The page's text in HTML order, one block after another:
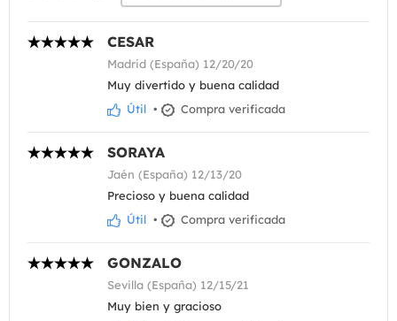
CESAR
Madrid (España) 12/20/20
Muy divertido y buena calidad
Útil • Compra verificada
SORAYA
Jaén (España) 12/13/20
Precioso y buena calidad
Útil • Compra verificada
GONZALO
Sevilla (España) 12/15/21
Muy bien y gracioso